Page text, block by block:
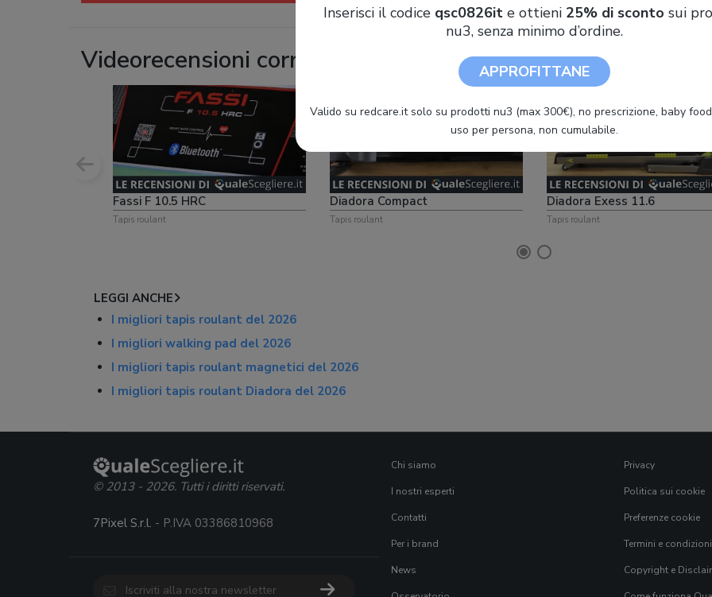
Videorecensioni correlate
Fassi F 10.5 HRC
Tapis roulant
Diadora Compact
Tapis roulant
Diadora Exess 11.6
Tapis roulant
LEGGI ANCHE
I migliori tapis roulant del 2026
I migliori walking pad del 2026
I migliori tapis roulant magnetici del 2026
I migliori tapis roulant Diadora del 2026
Inserisci il codice qsc0826ite ottieni 25% di sconto sui
nu3, senza minimo d’ordine.
APPROFITTANE
Valido su redcare.it solo su prodotti nu3 (max 300€), no prescrizione, baby
uso per persona, non cumulabile.
© 2013 - 2026. Tutti i diritti riservati.
7Pixel S.r.l. - P.IVA 03386810968
Chi siamo
I nostri esperti
Contatti
Per i brand
News
Privacy
Politica sui cookie
Preferenze cookie
Termini e
Copyright e